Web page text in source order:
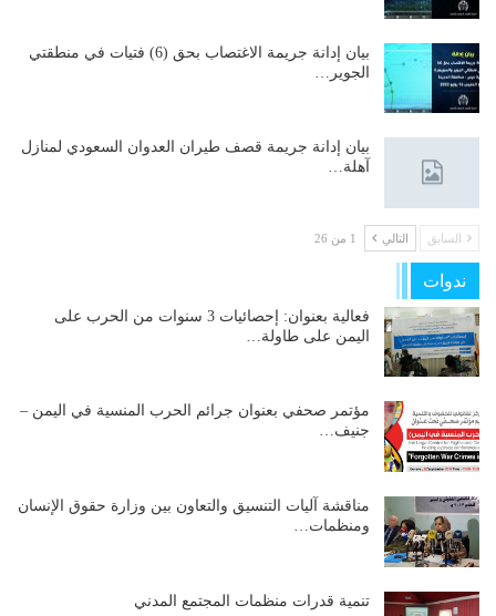
بيان إدانة جريمة الاغتصاب بحق (6) فتيات في منطقتي
الجوير…
بيان إدانة جريمة قصف طيران العدوان السعودي لمنازل
آهلة…
السابق التالي 1 من 26
ندوات
فعالية بعنوان: إحصائيات 3 سنوات من الحرب على
اليمن على طاولة…
مؤتمر صحفي بعنوان جرائم الحرب المنسية في اليمن –
جنيف…
مناقشة آليات التنسيق والتعاون بين وزارة حقوق الإنسان
ومنظمات…
تنمية قدرات منظمات المجتمع المدني